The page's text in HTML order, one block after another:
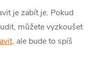
je zabít je. Pokud
můžete vyzkoušet
ale bude to spíš